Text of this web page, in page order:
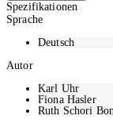
Spezifikationen
Sprache
Deutsch
Autor
Karl Uhr
Fiona Hasler
Ruth Schori